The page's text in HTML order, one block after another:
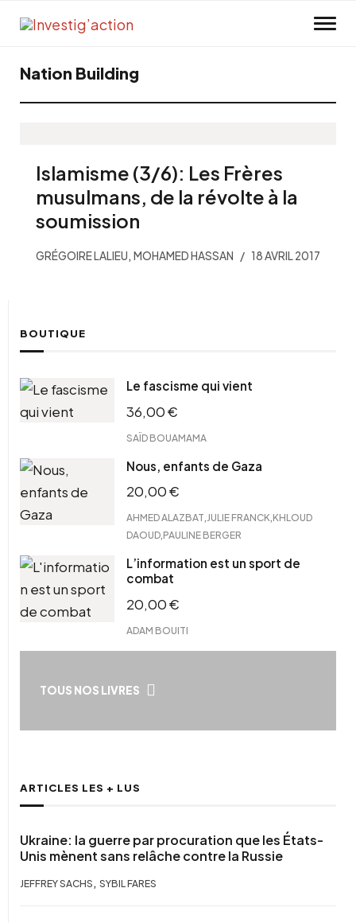
Nation Building
Islamisme (3/6): Les Frères
musulmans, de la révolte à la
soumission
GRÉGOIRE LALIEU, MOHAMED HASSAN 18 AVRIL 2017
BOUTIQUE
Le fascisme qui vient
36,00€
SAÏD BOUAMAMA
Nous, enfants de Gaza
20,00€
AHMED ALAZBAT JULIE FRANCK KHLOUD
DAOUD PAULINE BERGER
L’information est un sport de
combat
20,00€
ADAM BOUITI
TOUS NOS LIVRES
ARTICLES LES + LUS
Ukraine: la guerre par procuration que les États-
Unis mènent sans relâche contre la Russie
JEFFREY SACHS , SYBIL FARES